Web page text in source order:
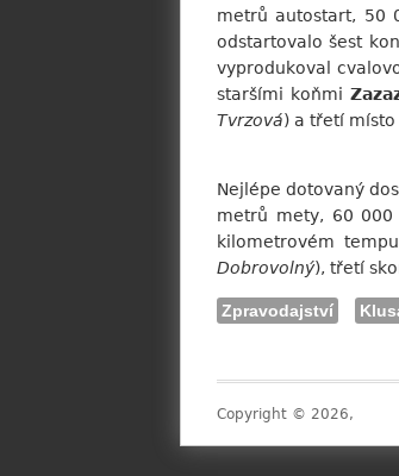
metrů autostart, 50
odstartovalo šest
vyprodukoval
staršími koňmi
Tvrzová) a třetí
Nejlépe dotovaný
metrů mety, 60 000
kilometrovém
Dobrovolný), třetí
Zpravodajství
Copyright © 2026,